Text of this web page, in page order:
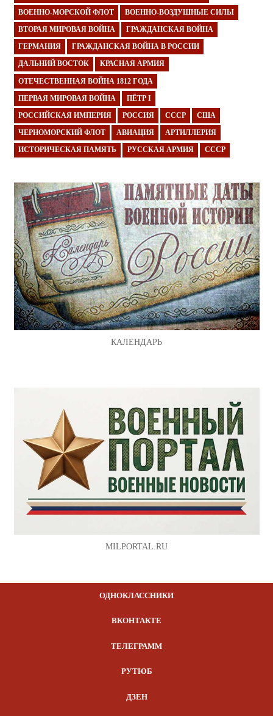
ВОЕННО-МОРСКОЙ ФЛОТ ВОЕННО-ВОЗДУШНЫЕ СИЛЫ
ВТОРАЯ МИРОВАЯ ВОЙНА ГРАЖДАНСКАЯ ВОЙНА
ГЕРМАНИЯ ГРАЖДАНСКАЯ ВОЙНА В РОССИИ
ДАЛЬНИЙ ВОСТОК КРАСНАЯ АРМИЯ
ОТЕЧЕСТВЕННАЯ ВОЙНА 1812 ГОДА
ПЕРВАЯ МИРОВАЯ ВОЙНА ПЁТР I
РОССИЙСКАЯ ИМПЕРИЯ РОССИЯ СССР США
ЧЕРНОМОРСКИЙ ФЛОТ АВИАЦИЯ АРТИЛЛЕРИЯ
ИСТОРИЧЕСКАЯ ПАМЯТЬ РУССКАЯ АРМИЯ СССР
КАЛЕНДАРЬ
MILPORTAL.RU
ОДНОКЛАССНИКИ
ВКОНТАКТЕ
ТЕЛЕГРАММ
РУТЮБ
ДЗЕН